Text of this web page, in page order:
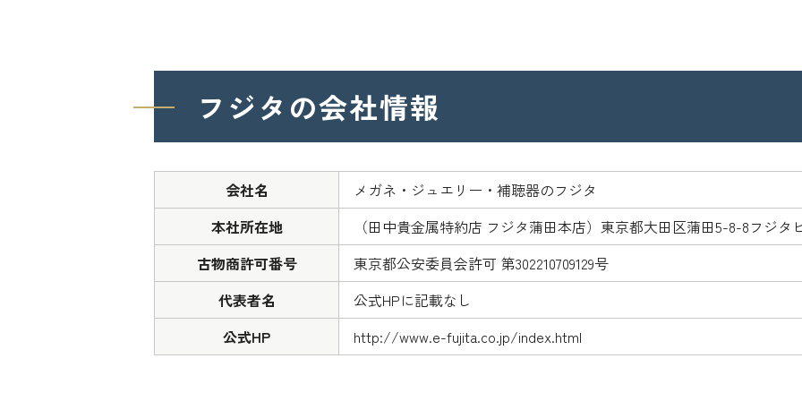
フジタの会社情報
会社名
メガネ・ジュエリー・補聴器のフジタ
本社所在地
（田中貴金属特約店 フジタ蒲田本店）東京都大田区蒲田5-8-8フジタ
古物商許可番号
東京都公安委員会許可 第302210709129号
代表者名
公式HPに記載なし
公式HP
http://www.e-fujita.co.jp/index.html